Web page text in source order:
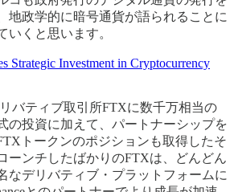
地政学的に暗号通貨が語られることに
いくと思います。
Strategic Investment in Cryptocurrency
バティブ取引所FTXに数千万相当の
の投資に加えて、パートナーシップを
トークンのポジションも取得したそ
ーンチしたばかりのFTXは、どんどん
なデリバティブ・プラットフォームに